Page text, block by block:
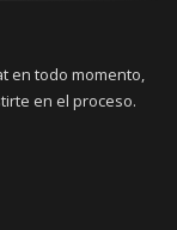
en todo momento,
en el proceso.